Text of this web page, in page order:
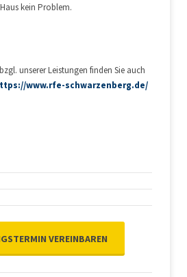
kein Problem.
unserer Leistungen finden Sie auch
www.rfe-schwarzenberg.de/
VEREINBAREN